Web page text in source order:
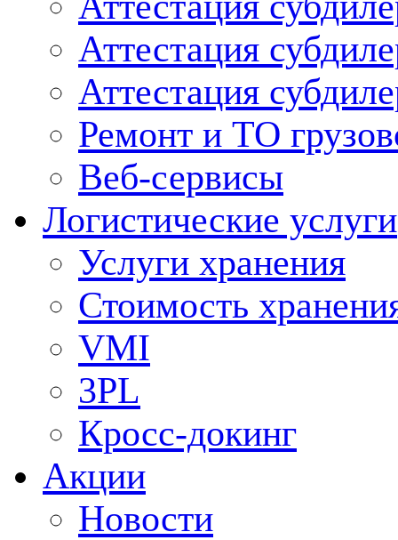
Аттестация
Аттестация
Ремонт и ТО
Веб-сервисы
Логистические услуги
Услуги хранения
Стоимость
VMI
3PL
Кросс-докинг
Акции
Новости